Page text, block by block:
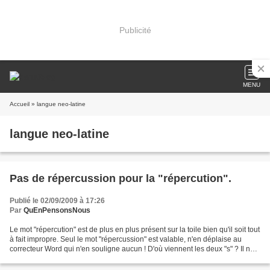
Publicité
MENU
Accueil » langue neo-latine
langue neo-latine
Pas de répercussion pour la "répercution".
Publié le 02/09/2009 à 17:26
Par QuEnPensonsNous
Le mot "répercution" est de plus en plus présent sur la toile bien qu'il soit tout
à fait impropre. Seul le mot "répercussion" est valable, n'en déplaise au
correcteur Word qui n'en souligne aucun ! D'où viennent les deux "s" ? Il ne